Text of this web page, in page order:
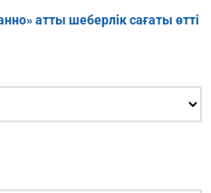
атты шеберлік сағаты өтті